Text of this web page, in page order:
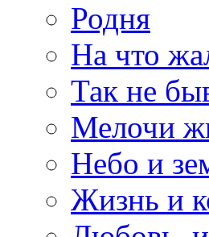
Родня
На что
Так не
Мелочи
Небо и
Жизнь и